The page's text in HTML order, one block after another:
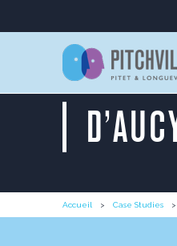
Accueil Case Studies